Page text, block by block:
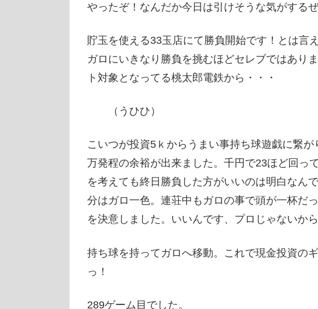
やったぞ！なんだか今日は引けそうな気がするぜ
貯玉を使える33玉店にて勝負開始です！とは言
ガロにいきなり勝負を挑むほどセレブではあり
ト対象となってる桃太郎電鉄から・・・
（うひひ）
こいつが投資5ｋからうまい事持ち球遊戯に繋
万発程の余裕が出来ました。千円で23ほど回っ
を考えても終日勝負した方がいいのは明白なん
分はガロ一色。連荘中もガロの事で頭が一杯だ
を決意しました。いいんです、プロじゃないから
持ち球を持ってガロへ移動。これで現金投資の
っ！
289ゲーム目でした。